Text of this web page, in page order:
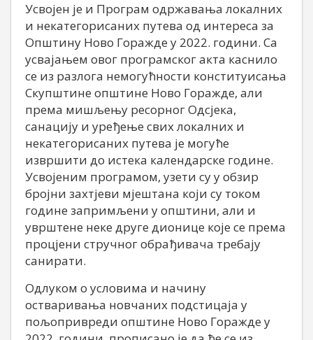
Усвојен је и Програм одржавања локалних
и некатегорисаних путева од интереса за
Општину Ново Горажде у 2022. години. Са
усвајањем овог програмског акта каснило
се из разлога немогућности конституисања
Скупштине општине Ново Горажде, али
према мишљењу ресорног Одсјека,
санацију и уређење свих локалних и
некатегорисаних путева је могуће
извршити до истека календарске године.
Усвојеним програмом, узети су у обзир
бројни захтјеви мјештана који су током
године запримљени у општини, али и
уврштене неке друге дионице које се према
процјени стручног обрађивача требају
санирати.
Одлуком о условима и начину
остваривања новчаних подстицаја у
пољопривреди општине Ново Горажде у